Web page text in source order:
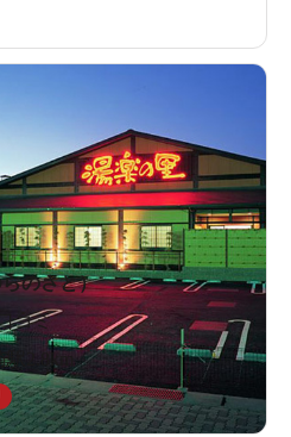
のさと）
コミ
2.8km